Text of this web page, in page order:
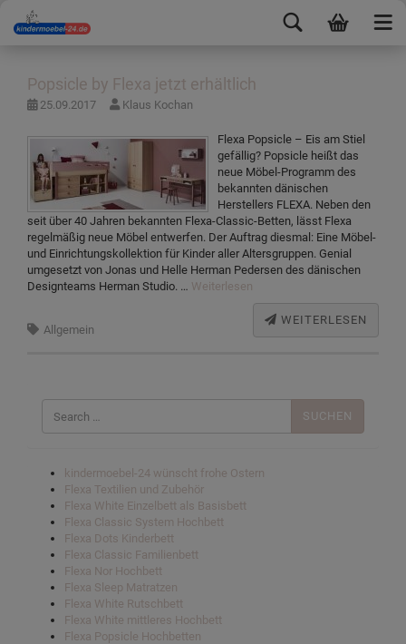
Popsicle by Flexa jetzt erhältlich
25.09.2017 Klaus Kochan
Flexa Popsicle – Eis am Stiel
gefällig? Popsicle heißt das
neue Möbel-Programm des
bekannten dänischen
Herstellers FLEXA. Neben den
seit über 40 Jahren bekannten Flexa-Classic-Betten, lässt Flexa
regelmäßig neue Möbel entwerfen. Der Auftrag diesmal: Eine Möbel-
und Einrichtungskollektion für Kinder aller Altersgruppen. Genial
umgesetzt von Jonas und Helle Herman Pedersen des dänischen
Designteams Herman Studio. … Weiterlesen
WEITERLESEN
Allgemein
Suchen
nach:
kindermoebel-24 wünscht frohe Ostern
Flexa Textilien und Zubehör
Flexa White Einzelbett als Basisbett
Flexa Classic System Hochbett
Flexa Dots Kinderbett
Flexa Classic Familienbett
Flexa Nor Hochbett
Flexa Sleep Matratzen
Flexa White Rutschbett
Flexa White mittleres Hochbett
Flexa Popsicle Hochbetten